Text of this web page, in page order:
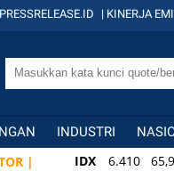
PRESSRELEASE.ID | KINERJA
INDUSTRI
| IDX 6.410